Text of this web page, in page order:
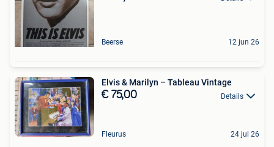
Beerse 12 jun 26
Elvis & Marilyn – Tableau Vintage
€ 75,00 Details
Fleurus 24 jul 26